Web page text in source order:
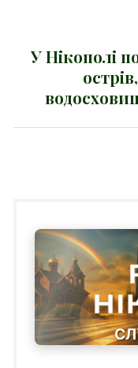
NextУ Нікополі